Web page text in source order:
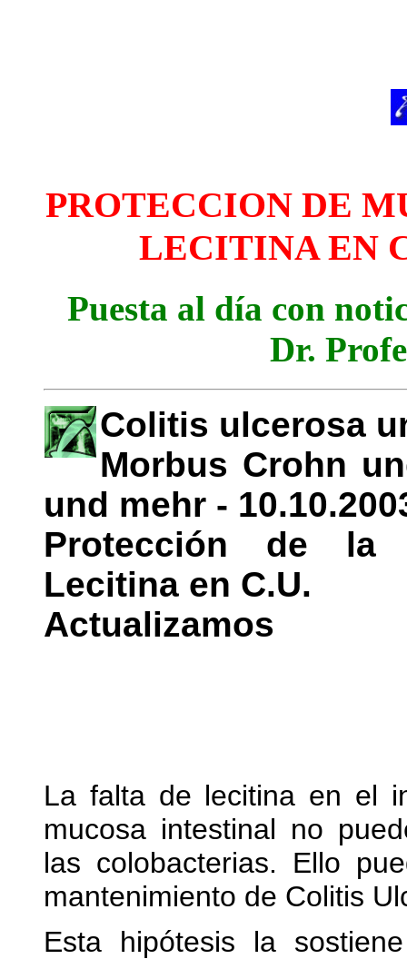
PROTECCION DE
LECITINA EN
Puesta al día con
Dr.
Colitis ulcerosa
Morbus Crohn
und mehr -
Protección de la
Lecitina en C.U.
Actualizamos
La falta de lecitina en el
mucosa intestinal no
las colobacterias. Ello
mantenimiento de Colitis
Esta hipótesis la